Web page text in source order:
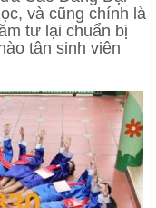
và cũng chính là
tư lại chuẩn bị
tân sinh viên